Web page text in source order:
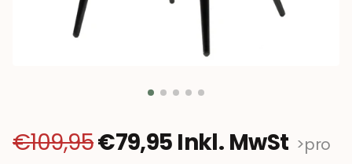
€109,95€79,95 Inkl. MwSt >pro